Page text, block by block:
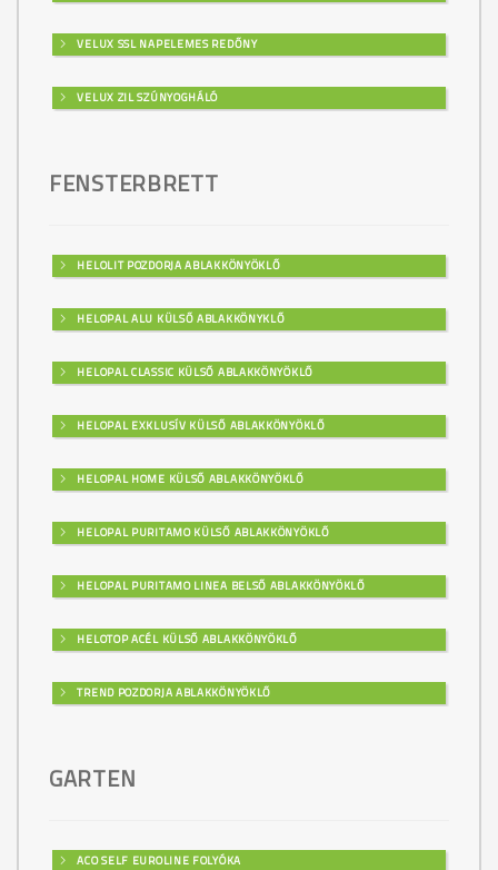
VELUX SSL NAPELEMES REDŐNY
VELUX ZIL SZÚNYOGHÁLÓ
FENSTERBRETT
HELOLIT POZDORJA ABLAKKÖNYÖKLŐ
HELOPAL ALU KÜLSŐ ABLAKKÖNYKLŐ
HELOPAL CLASSIC KÜLSŐ ABLAKKÖNYÖKLŐ
HELOPAL EXKLUSÍV KÜLSŐ ABLAKKÖNYÖKLŐ
HELOPAL HOME KÜLSŐ ABLAKKÖNYÖKLŐ
HELOPAL PURITAMO KÜLSŐ ABLAKKÖNYÖKLŐ
HELOPAL PURITAMO LINEA BELSŐ ABLAKKÖNYÖKLŐ
HELOTOP ACÉL KÜLSŐ ABLAKKÖNYÖKLŐ
TREND POZDORJA ABLAKKÖNYÖKLŐ
GARTEN
ACO SELF EUROLINE FOLYÓKA